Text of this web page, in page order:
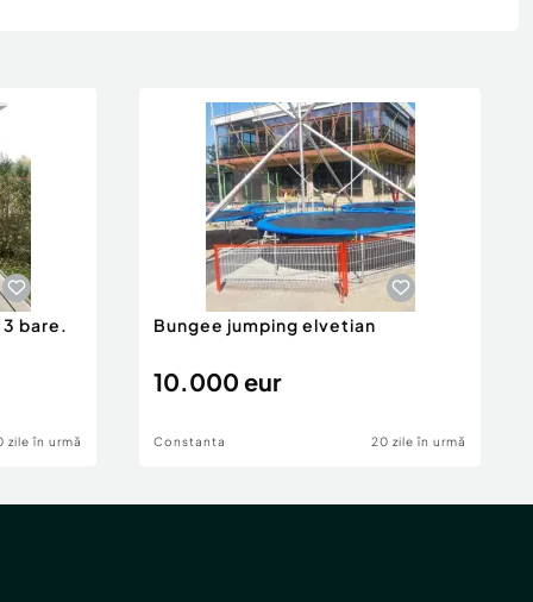
bare.
zile în urmă
Bungee jumping elvetian
10.000 eur
Constanta 20 zile în urmă